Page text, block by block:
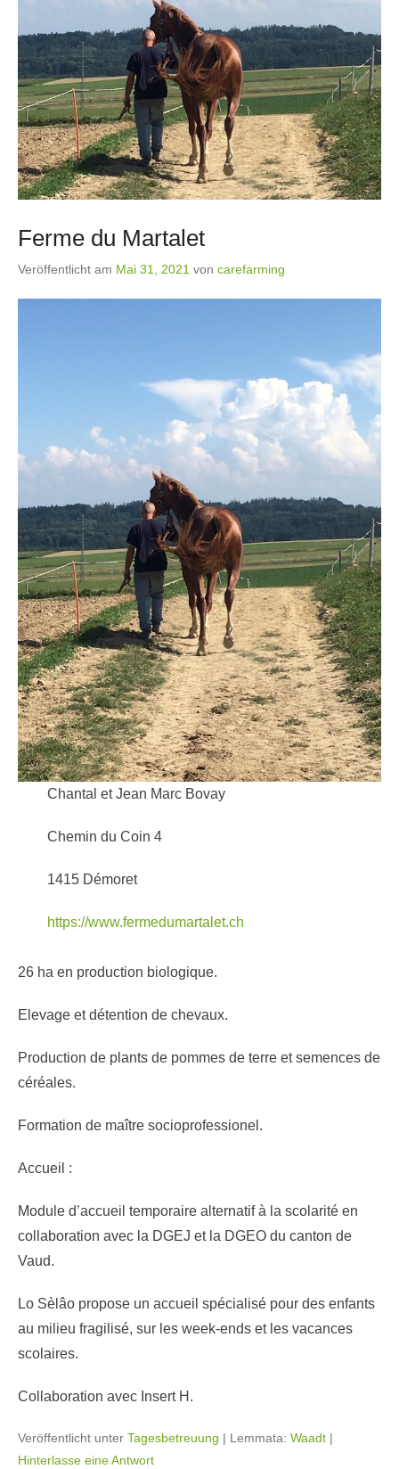
Ferme du Martalet
Veröffentlicht am Mai 31, 2021 von carefarming
Chantal et Jean Marc Bovay
Chemin du Coin 4
1415 Démoret
https://www.fermedumartalet.ch
26 ha en production biologique.
Elevage et détention de chevaux.
Production de plants de pommes de terre et semences de
céréales.
Formation de maître socioprofessionel.
Accueil :
Module d’accueil temporaire alternatif à la scolarité en
collaboration avec la DGEJ et la DGEO du canton de
Vaud.
Lo Sèlâo propose un accueil spécialisé pour des enfants
au milieu fragilisé, sur les week-ends et les vacances
scolaires.
Collaboration avec Insert H.
Veröffentlicht unter Tagesbetreuung | Lemmata: Waadt |
Hinterlasse eine Antwort